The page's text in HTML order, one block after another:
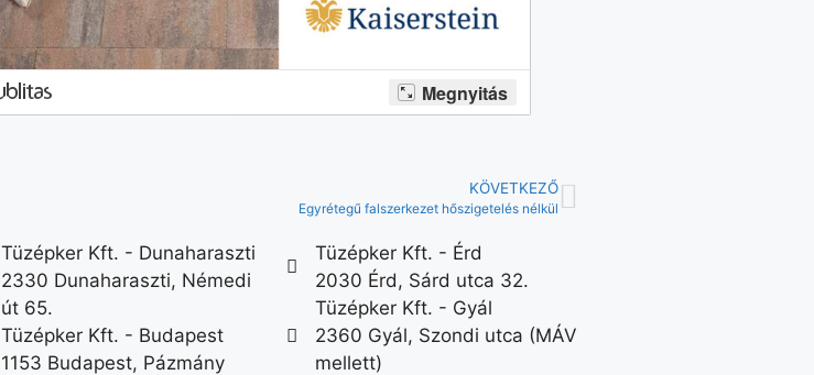
KÖVETKEZŐ
Egyrétegű falszerkezet hőszigetelés nélkül
Tüzépker Kft. - Dunaharaszti
2330 Dunaharaszti, Némedi
út 65.
Tüzépker Kft. - Budapest
1153 Budapest, Pázmány
Tüzépker Kft. - Érd
2030 Érd, Sárd utca 32.
Tüzépker Kft. - Gyál
2360 Gyál, Szondi utca (MÁV
mellett)